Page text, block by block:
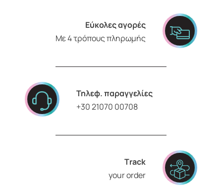
Εύκολες αγορές
Με 4 τρόπους πληρωμής
Τηλεφ. παραγγελίες
+30 21070 00708
Τrack
your order